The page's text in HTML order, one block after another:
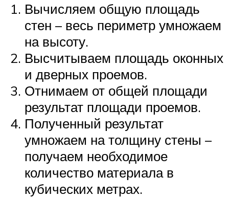
Вычисляем общую площадь
стен – весь периметр умножаем
на высоту.
Высчитываем площадь оконных
и дверных проемов.
Отнимаем от общей площади
результат площади проемов.
Полученный результат
умножаем на толщину стены –
получаем необходимое
количество материала в
кубических метрах.